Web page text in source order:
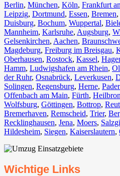
Berlin⁠, München, Köln⁠, Frankfurt
Leipzig, Dortmund, Essen, Bremen,
Duisburg⁠, Bochum, Wuppertal⁠,
Mannheim, Karlsruhe, Augsburg,
Gelsenkirchen⁠, Aachen⁠,
Magdeburg, Freiburg im Breisgau⁠,
Oberhausen⁠, Rostock⁠, Kassel⁠,
Hamm, Ludwigshafen am Rhein⁠,
der Ruhr, Osnabrück⁠, Leverkusen,
Solingen, Regensburg, Herne⁠,
Offenbach am Main, Fürth⁠,
Wolfsburg⁠, Göttingen, Bottrop,
Bremerhaven⁠, Remscheid, Trier⁠,
Recklinghausen, Jena⁠, Moers⁠,
Hildesheim⁠, Siegen⁠, Kaiserslautern⁠,
Wichtige Links